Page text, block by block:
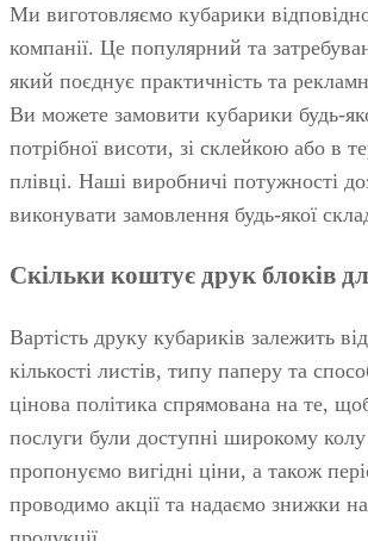
Ми виготовляємо кубарики
компанії. Це популярний та
який поєднує практичність та
Ви можете замовити кубарики
потрібної висоти, зі склейкою або в
плівці. Наші виробничі потужності
виконувати замовлення будь‑якої
Скільки коштує друк блоків
Вартість друку кубариків залежить
кількості листів, типу паперу та
цінова політика спрямована на те,
послуги були доступні широкому
пропонуємо вигідні ціни, а також
проводимо акції та надаємо знижки